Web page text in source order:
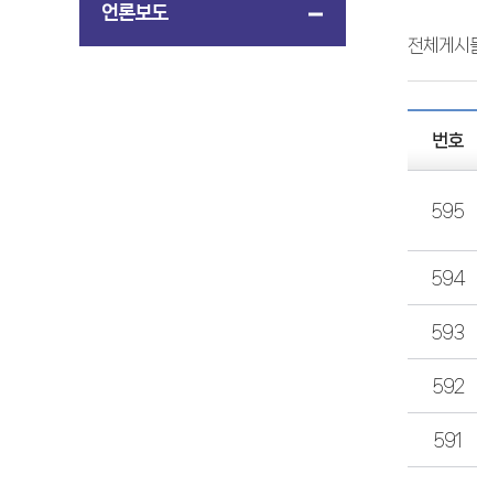
언론보도
전체게시
번호
595
594
593
592
591